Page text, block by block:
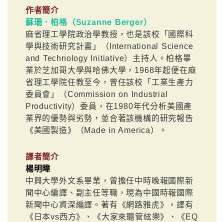
作者簡介
蘇珊．柏格（Suzanne Berger）
麻省理工學院政治學教授，也是該校「國際科
學與技術研究計畫」（International Science
and Technology Initiative）主持人。柏格畢
業於芝加哥大學與哈佛大學，1968年起便在麻
省理工學院任教至今，曾任該校「工業生產力
委員會」（Commission on Industrial
Productivity）委員，在1980年代分析美國產
業界的優勢與劣勢，並合著該機構的研究報告
《美國製造》（Made in America）。
譯者簡介
楊明暐
中興大學外文系畢業，曾擔任中時晚報國際新
聞中心編譯、副主任等職，現為中國時報國際
新聞中心資深編譯。著有《網路雅虎》，譯有
《日本vs西方》、《大家來聽管絃樂》、《EQ